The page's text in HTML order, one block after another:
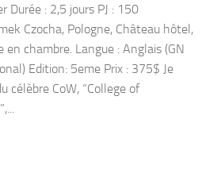
Durée : 2,5 jours PJ : 150
Czocha, Pologne, Château hôtel,
en chambre. Langue : Anglais (GN
Edition: 5eme Prix : 375$ Je
célèbre CoW, “College of